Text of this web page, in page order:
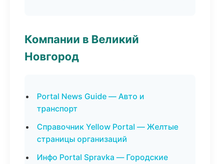
Компании в Великий
Новгород
Portal News Guide — Авто и
транспорт
Справочник Yellow Portal — Желтые
страницы организаций
Инфо Portal Spravka — Городские